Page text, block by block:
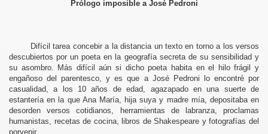
Prólogo imposible a José Pedroni
Difícil tarea concebir a la distancia un texto en torno a los versos
descubiertos por un poeta en la geografía secreta de su sensibilidad y
su asombro. Más difícil aún si dicho poeta habita en el hilo frágil y
engañoso del parentesco, y es que a José Pedroni lo encontré por
casualidad, a los 10 años de edad, agazapado en una suerte de
estantería en la que Ana María, hija suya y madre mía, depositaba en
desorden versos cotidianos, herramientas de labranza, proclamas
humanistas, recetas de cocina, libros de Shakespeare y fotografías del
porvenir…
PEDRONI